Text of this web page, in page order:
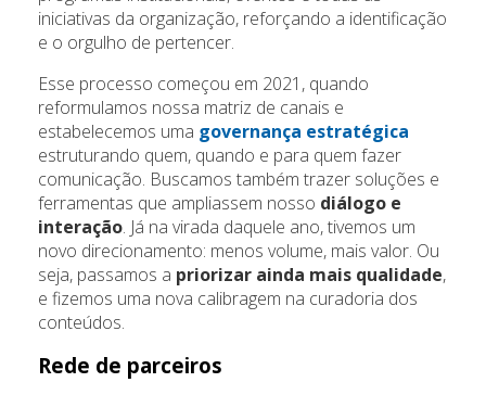
iniciativas da organização, reforçando a identificação
e o orgulho de pertencer.
Esse processo começou em 2021, quando
reformulamos nossa matriz de canais e
estabelecemos uma governança estratégica
estruturando quem, quando e para quem fazer
comunicação. Buscamos também trazer soluções e
ferramentas que ampliassem nosso diálogo e
interação. Já na virada daquele ano, tivemos um
novo direcionamento: menos volume, mais valor. Ou
seja, passamos a priorizar ainda mais qualidade,
e fizemos uma nova calibragem na curadoria dos
conteúdos.
Rede de parceiros